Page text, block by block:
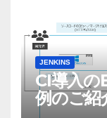
JENKINS
CI導入
例のご紹